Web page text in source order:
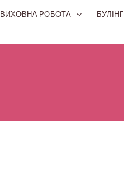
ВИХОВНА РОБОТА БУЛІНГ